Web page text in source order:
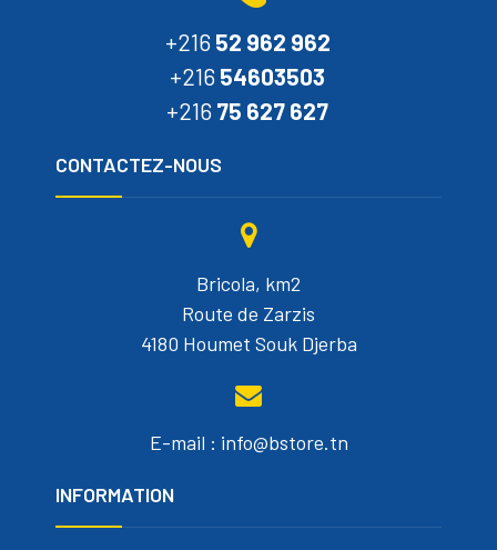
+216 52 962 962
+216 54603503
+216 75 627 627
CONTACTEZ-NOUS
Bricola, km2
Route de Zarzis
4180 Houmet Souk Djerba
E-mail : info@bstore.tn
INFORMATION